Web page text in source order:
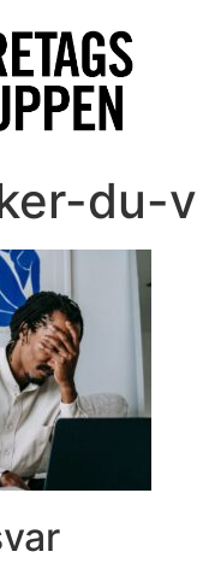
du-